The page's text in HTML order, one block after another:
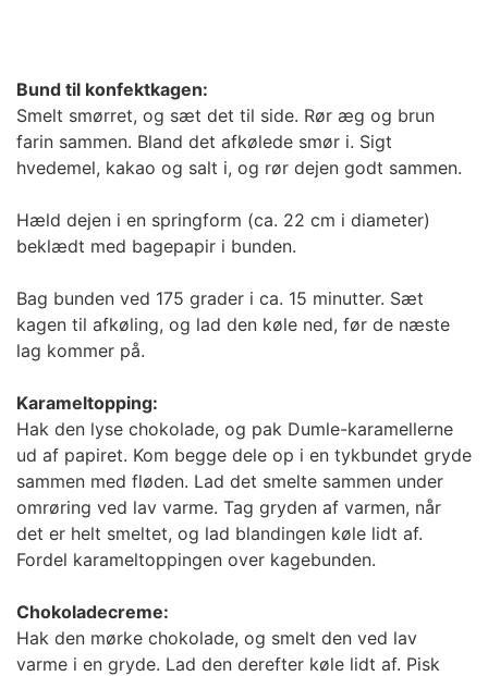
Bund til konfektkagen:
Smelt smørret, og sæt det til side. Rør æg og brun
farin sammen. Bland det afkølede smør i. Sigt
hvedemel, kakao og salt i, og rør dejen godt sammen.
Hæld dejen i en springform (ca. 22 cm i diameter)
beklædt med bagepapir i bunden.
Bag bunden ved 175 grader i ca. 15 minutter. Sæt
kagen til afkøling, og lad den køle ned, før de næste
lag kommer på.
Karameltopping:
Hak den lyse chokolade, og pak Dumle-karamellerne
ud af papiret. Kom begge dele op i en tykbundet gryde
sammen med fløden. Lad det smelte sammen under
omrøring ved lav varme. Tag gryden af varmen, når
det er helt smeltet, og lad blandingen køle lidt af.
Fordel karameltoppingen over kagebunden.
Chokoladecreme:
Hak den mørke chokolade, og smelt den ved lav
varme i en gryde. Lad den derefter køle lidt af. Pisk